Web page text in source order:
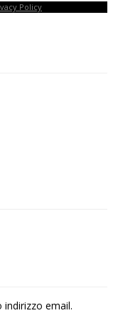
Policy
indirizzo email.